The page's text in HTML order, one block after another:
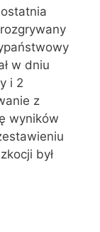
w dniu
i 2
z
wyników
był